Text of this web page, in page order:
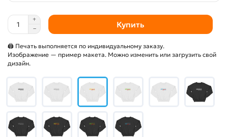
Купить
🖨 Печать выполняется по индивидуальному заказу.
Изображение — пример макета. Можно изменить или загрузить свой
дизайн.